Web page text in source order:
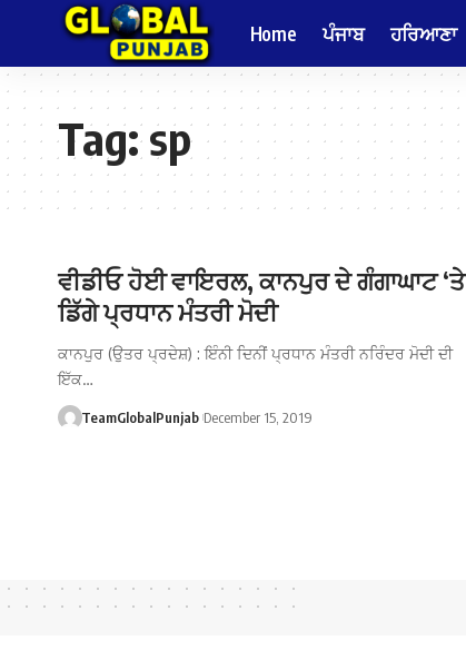
Home ਪੰਜਾਬ ਹਰਿਆਣਾ
Tag:sp
ਵੀਡੀਓ ਹੋਈ ਵਾਇਰਲ, ਕਾਨਪੁਰ ਦੇ ਗੰਗਾਘਾਟ ‘ਤੇ
ਡਿੱਗੇ ਪ੍ਰਧਾਨ ਮੰਤਰੀ ਮੋਦੀ
ਕਾਨਪੁਰ (ਉਤਰ ਪ੍ਰਦੇਸ਼) : ਇੰਨੀ ਦਿਨੀਂ ਪ੍ਰਧਾਨ ਮੰਤਰੀ ਨਰਿੰਦਰ ਮੋਦੀ ਦੀ
ਇੱਕ…
TeamGlobalPunjab December 15, 2019